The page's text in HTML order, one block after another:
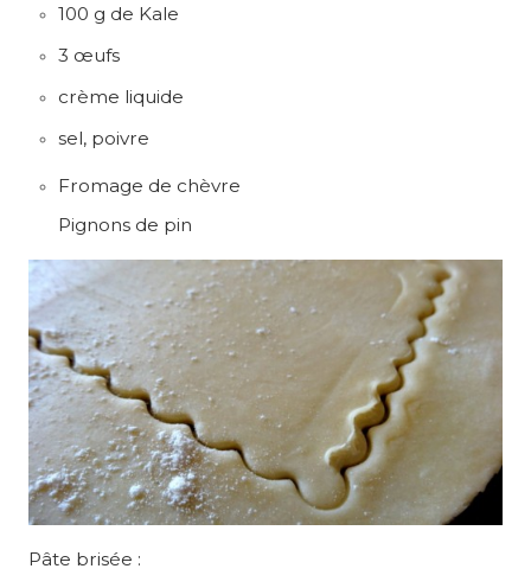
100 g de Kale
3 œufs
crème liquide
sel, poivre
Fromage de chèvre
Pignons de pin
Pâte brisée :